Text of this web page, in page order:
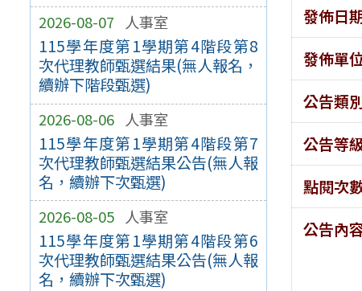
2026-08-07 人事室
115學年度第1學期第4階段第8
次代理教師甄選結果(無人報名，
續辦下階段甄選)
2026-08-06 人事室
115學年度第1學期第4階段第7
次代理教師甄選結果公告(無人報
名，續辦下次甄選)
2026-08-05 人事室
115學年度第1學期第4階段第6
次代理教師甄選結果公告(無人報
名，續辦下次甄選)
發佈日
發佈單
公告類
公告等
點閱次
公告內